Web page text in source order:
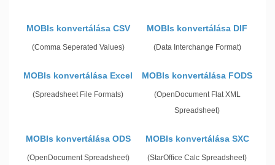
MOBIs konvertálása CSV
(Comma Seperated Values)
MOBIs konvertálása DIF
(Data Interchange Format)
MOBIs konvertálása Excel
(Spreadsheet File Formats)
MOBIs konvertálása FODS
(OpenDocument Flat XML
Spreadsheet)
MOBIs konvertálása ODS
(OpenDocument Spreadsheet)
MOBIs konvertálása SXC
(StarOffice Calc Spreadsheet)